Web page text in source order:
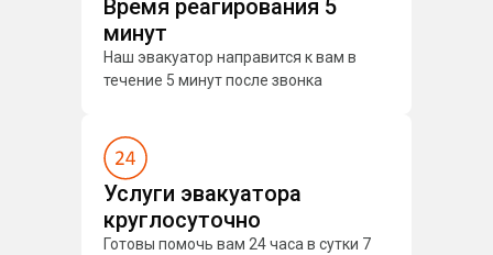
Время реагирования 5
минут
Наш эвакуатор направится к вам в
течение 5 минут после звонка
Услуги эвакуатора
круглосуточно
Готовы помочь вам 24 часа в сутки 7